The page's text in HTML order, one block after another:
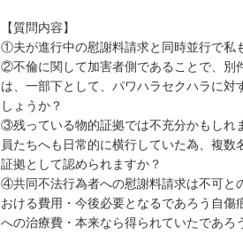
【質問内容】
①夫が進行中の慰謝料請求と同時並行で私
②不倫に関して加害者側であることで、別
は、一部下として、パワハラセクハラに
しょうか？
③残っている物的証拠では不充分かもしれ
員たちへも日常的に横行していた為、複
証拠として認められますか？
④共同不法行為者への慰謝料請求は不可と
おける費用・今後必要となるであろう自
への治療費・本来なら得られていたであ